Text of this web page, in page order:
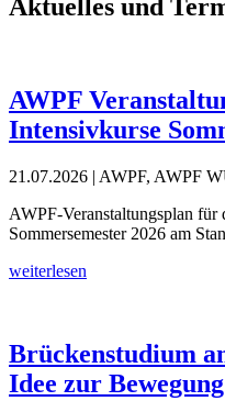
Aktuelles und
AWPF
Intensivkurse
21.07.2026 | AWPF, AWPF
AWPF-Veranstaltungsplan
Sommersemester 2026 am
weiterlesen
Brückenstudium
Idee zur Bewegung